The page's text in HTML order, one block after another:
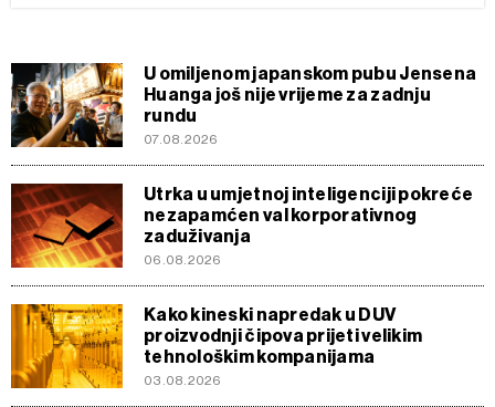
U omiljenom japanskom pubu Jensena
Huanga još nije vrijeme za zadnju
rundu
07.08.2026
Utrka u umjetnoj inteligenciji pokreće
nezapamćen val korporativnog
zaduživanja
06.08.2026
Kako kineski napredak u DUV
proizvodnji čipova prijeti velikim
tehnološkim kompanijama
03.08.2026